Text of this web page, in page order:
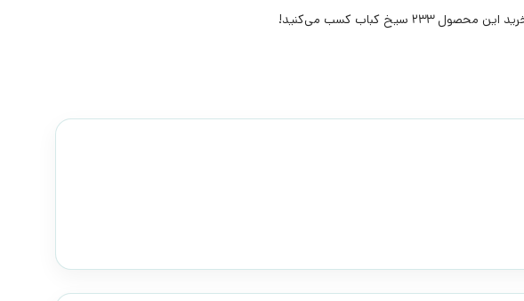
این محصول233 سیخ کباب کسب می‌کنید!